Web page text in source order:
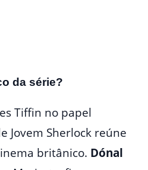
da série?
Tiffin no papel
Jovem Sherlock reúne
britânico. Dónal